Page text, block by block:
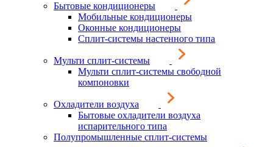
Бытовые кондиционеры
Мобильные кондиционеры
Оконные кондиционеры
Сплит-системы настенного типа
Мульти сплит-системы
Мульти сплит-системы свободной
компоновки
Охладители воздуха
Бытовые охладители воздуха
испарительного типа
Полупромышленные сплит-системы